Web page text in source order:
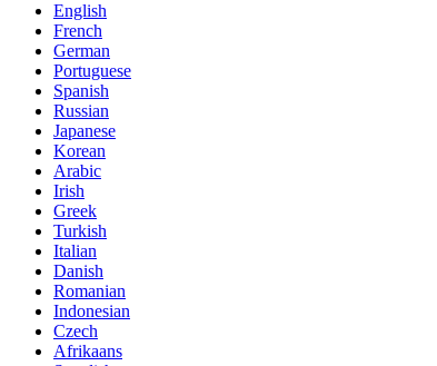
English
French
German
Portuguese
Spanish
Russian
Japanese
Korean
Arabic
Irish
Greek
Turkish
Italian
Danish
Romanian
Indonesian
Czech
Afrikaans